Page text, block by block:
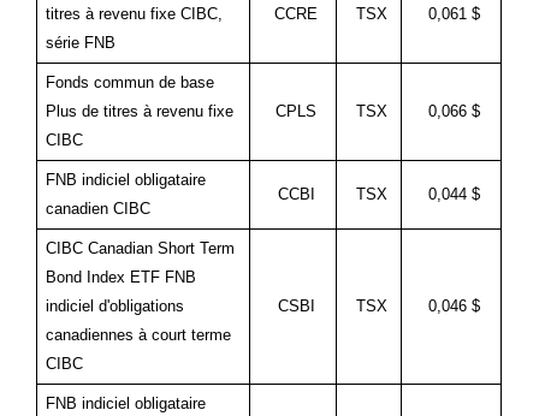
titres à revenu fixe CIBC,
série FNB
CCRE TSX 0,061 $
Fonds commun de base
Plus de titres à revenu fixe
CIBC
CPLS TSX 0,066 $
FNB indiciel obligataire
canadien CIBC
CCBI TSX 0,044 $
CIBC Canadian Short Term
Bond Index ETF FNB
indiciel d'obligations
canadiennes à court terme
CIBC
CSBI TSX 0,046 $
FNB indiciel obligataire